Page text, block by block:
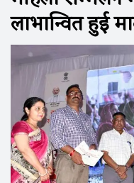
लाभान्वित हुई